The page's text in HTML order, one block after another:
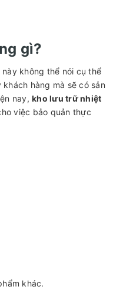
gì?
này không thể nói cụ thể
hàng mà sẽ có sản
nay, kho lưu trữ nhiệt
việc bảo quản thực
khác.